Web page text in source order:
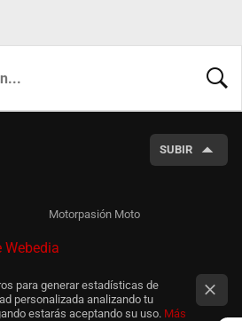
SUBIR
Motorpasión Moto
Webedia
para generar estadísticas de
personalizada analizando tu
estarás aceptando su uso. Más